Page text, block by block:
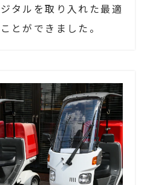
タルを取り入れた最適
とができました。